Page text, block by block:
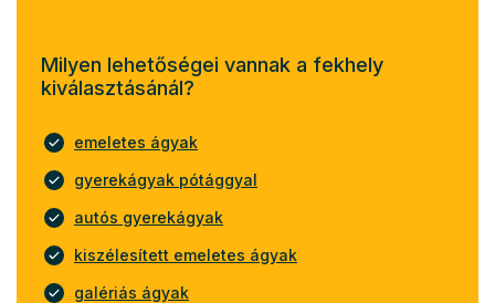
Milyen lehetőségei vannak a fekhely
kiválasztásánál?
emeletes ágyak
gyerekágyak pótággyal
autós gyerekágyak
kiszélesített emeletes ágyak
galériás ágyak